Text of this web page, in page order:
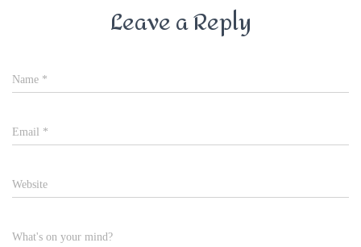
Leave a Reply
Name *
Email *
Website
What's on your mind?